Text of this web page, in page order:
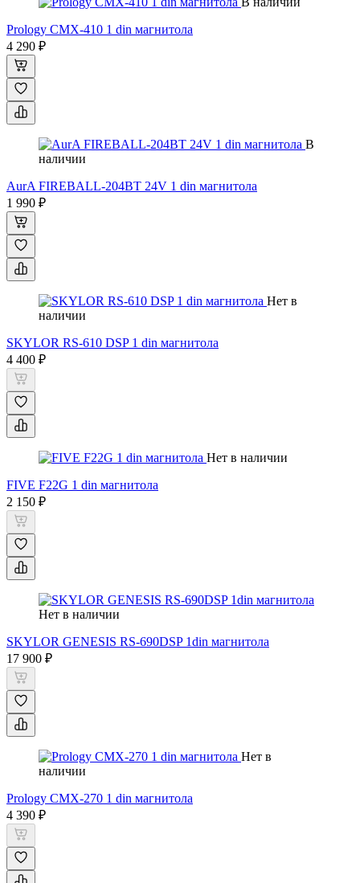
Prology CMX-410 1 din магнитола
4 290 ₽
В
наличии
AurA FIREBALL-204BT 24V 1 din магнитола
1 990 ₽
Нет в
наличии
SKYLOR RS-610 DSP 1 din магнитола
4 400 ₽
Нет в наличии
FIVE F22G 1 din магнитола
2 150 ₽
Нет в наличии
SKYLOR GENESIS RS-690DSP 1din магнитола
17 900 ₽
Нет в
наличии
Prology CMX-270 1 din магнитола
4 390 ₽